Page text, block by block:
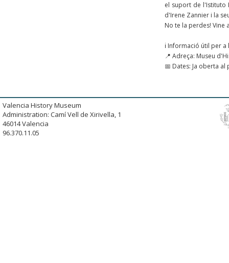
el suport de l'Istituto
d'Irene Zannier i la
No te la perdes! Vine
ℹ️ Informació útil per a
📍 Adreça: Museu
📅 Dates: Ja oberta
Valencia History Museum
Administration: Camí Vell de Xirivella, 1
46014 Valencia
96.370.11.05